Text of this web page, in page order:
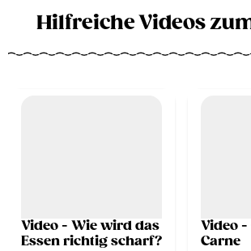
Hilfreiche Videos
Video - Wie wird das
Essen richtig scharf?
Video
Carne